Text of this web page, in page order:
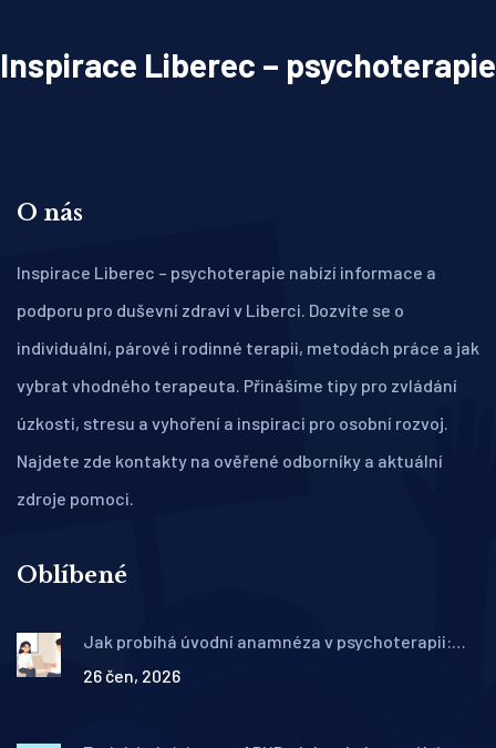
Inspirace Liberec – psychoterapie
O nás
Inspirace Liberec – psychoterapie nabízí informace a
podporu pro duševní zdraví v Liberci. Dozvíte se o
individuální, párové i rodinné terapii, metodách práce a jak
vybrat vhodného terapeuta. Přinášíme tipy pro zvládání
úzkosti, stresu a vyhoření a inspiraci pro osobní rozvoj.
Najdete zde kontakty na ověřené odborníky a aktuální
zdroje pomoci.
Oblíbené
Jak probíhá úvodní anamnéza v psychoterapii:
26 čen, 2026